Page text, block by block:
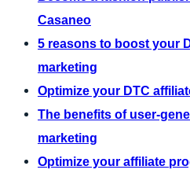
Casaneo
5 reasons to boost your
marketing
Optimize your DTC
The benefits of user-
marketing
Optimize your affiliate